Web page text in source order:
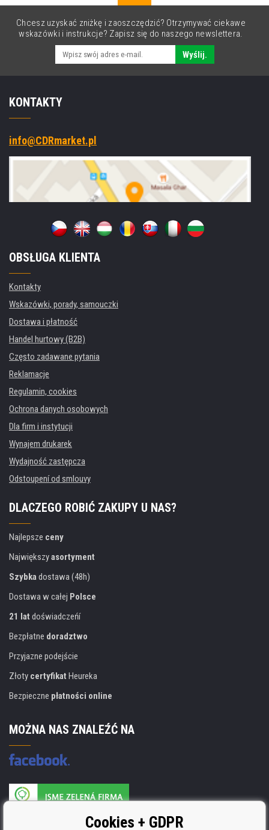
C,
BT,
Wi‑Fi,
NFC,
Win.
10
Pro
Chcesz uzyskać zniżkę i zaoszczędzić? Otrzymywać ciekawe
wskazówki i instrukcje? Zapisz się do naszego newslettera.
Wyślij.
KONTAKTY
info@CDRmarket.pl
OBSŁUGA KLIENTA
Kontakty
Wskazówki, porady, samouczki
Dostawa i płatność
Handel hurtowy (B2B)
Często zadawane pytania
Reklamacje
Regulamin, cookies
Ochrona danych osobowych
Dla firm i instytucji
Wynajem drukarek
Wydajność zastępcza
Odstoupení od smlouvy
DLACZEGO ROBIĆ ZAKUPY U NAS?
Najlepsze ceny
Największyasortyment
Szybkadostawa (48h)
Dostawa w całej Polsce
21 lat doświadczeńí
Bezpłatne doradztwo
Przyjazne podejście
Złoty certyfikat Heureka
Bezpieczne płatności online
MOŻNA NAS ZNALEŹĆ NA
Producent wkładów posiada certyfikat
Cookies + GDPR